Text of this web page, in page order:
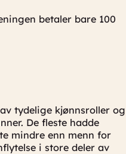
betaler bare 100
tydelige kjønnsroller og
De fleste hadde
mindre enn menn for
i store deler av